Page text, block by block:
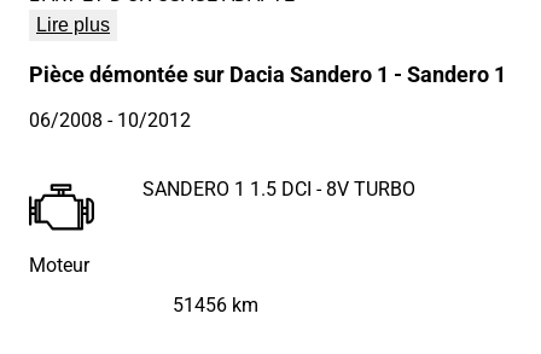
Lire plus
Pièce démontée sur Dacia Sandero 1 - Sandero 1
06/2008- 10/2012
Moteur
SANDERO 1 1.5 DCI - 8V TURBO
51456 km